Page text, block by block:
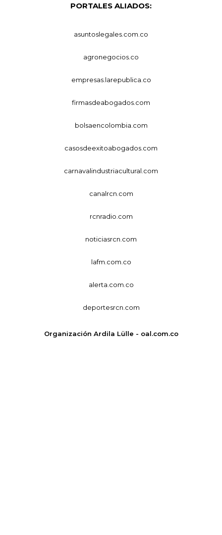
PORTALES ALIADOS:
asuntoslegales.com.co
agronegocios.co
empresas.larepublica.co
firmasdeabogados.com
bolsaencolombia.com
casosdeexitoabogados.com
carnavalindustriacultural.com
canalrcn.com
rcnradio.com
noticiasrcn.com
lafm.com.co
alerta.com.co
deportesrcn.com
Organización Ardila Lülle - oal.com.co